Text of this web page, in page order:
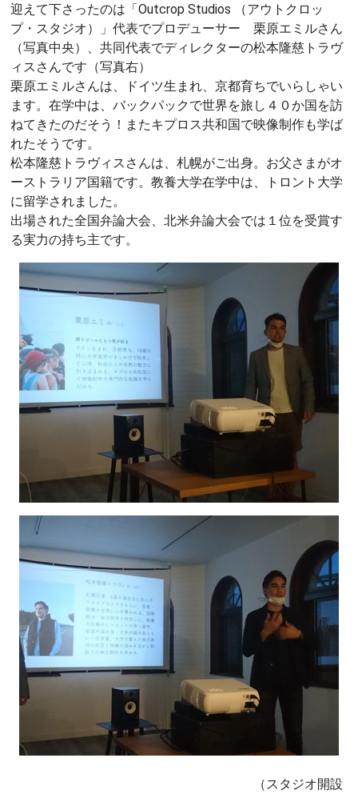
迎えて下さったのは「Outcrop Studios （アウトクロッ
プ・スタジオ）」代表でプロデューサー 栗原エミルさん
（写真中央）、共同代表でディレクターの松本隆慈トラヴ
ィスさんです（写真右）
栗原エミルさんは、ドイツ生まれ、京都育ちでいらしゃい
ます。在学中は、バックパックで世界を旅し４０か国を訪
ねてきたのだそう！またキプロス共和国で映像制作も学ば
れたそうです。
松本隆慈トラヴィスさんは、札幌がご出身。お父さまがオ
ーストラリア国籍です。教養大学在学中は、トロント大学
に留学されました。
出場された全国弁論大会、北米弁論大会では１位を受賞す
る実力の持ち主です。
（スタジオ開設